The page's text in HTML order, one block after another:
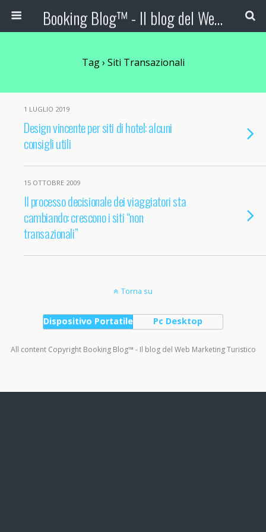
Booking Blog™ - Il blog del Web Marketing Turistico
Tag › Siti Transazionali
1 LUGLIO 2019
Design vincente per siti di hotel: alcuni
consigli utili
15 OTTOBRE 2009
Il processo decisionale dei viaggiatori sta
cambiando: crescono i siti “non
transazionali”
Torna su
Dispositivo Portatile Pc Desktop
All content Copyright Booking Blog™ - Il blog del Web Marketing Turistico